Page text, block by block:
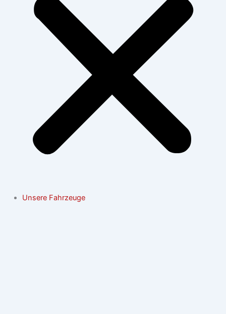
Unsere Fahrzeuge